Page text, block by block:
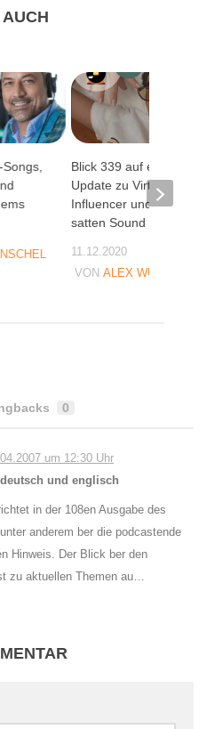
Blick 339 auf ein
Update zu Virtuelle
Influencer und nen
satten Sound
11.12.2020
VONALEX WUNSCHEL
0
um 12:30 Uhr
und englisch
in der 108en Ausgabe des
anderem ber die podcastende
Hinweis. Der Blick ber den
zu aktuellen Themen au…